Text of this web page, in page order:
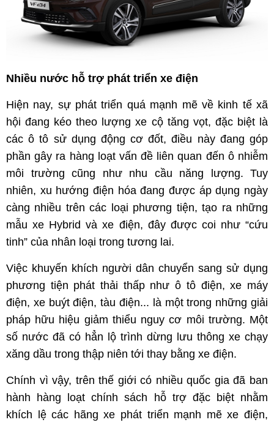
Nhiều nước hỗ trợ phát triển xe điện
Hiện nay, sự phát triển quá mạnh mẽ về kinh tế xã
hội đang kéo theo lượng xe cộ tăng vọt, đặc biệt là
các ô tô sử dụng động cơ đốt, điều này đang góp
phần gây ra hàng loạt vấn đề liên quan đến ô nhiễm
môi trường cũng như nhu cầu năng lượng. Tuy
nhiên, xu hướng điện hóa đang được áp dụng ngày
càng nhiều trên các loại phương tiện, tạo ra những
mẫu xe Hybrid và xe điện, đây được coi như “cứu
tinh” của nhân loại trong tương lai.
Việc khuyến khích người dân chuyển sang sử dụng
phương tiện phát thải thấp như ô tô điện, xe máy
điện, xe buýt điện, tàu điện... là một trong những giải
pháp hữu hiệu giảm thiểu nguy cơ môi trường. Một
số nước đã có hẳn lộ trình dừng lưu thông xe chạy
xăng dầu trong thập niên tới thay bằng xe điện.
Chính vì vậy, trên thế giới có nhiều quốc gia đã ban
hành hàng loạt chính sách hỗ trợ đặc biệt nhằm
khích lệ các hãng xe phát triển mạnh mẽ xe điện,